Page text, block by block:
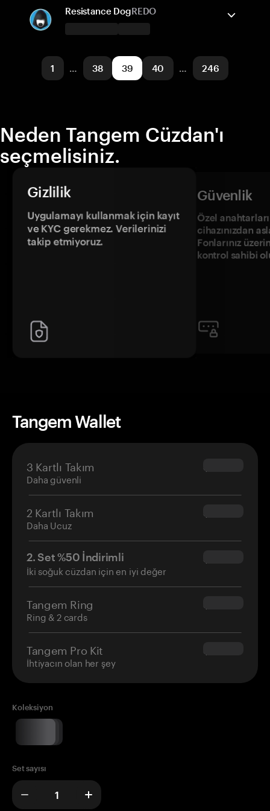
Ethereum
Gönder/Al Satın al Takas
BNB Smart Chain
Resistance DogREDO
Gönder/Al Satın al Takas
1 … 38 39 40 … 246
Neden Tangem Cüzdan'ı
seçmelisiniz.
Gizlilik
Uygulamayı kullanmak için kayıt
ve KYC gerekmez. Verilerinizi
takip etmiyoruz.
Güvenlik
Özel
cihazınızdan
Fonlarınız
kontrol sahibi
Tangem Wallet
3 Kartlı Takım
Daha güvenli
$69.90
2 Kartlı Takım
Daha Ucuz
$54.90
2. Set %50 İndirimli
İki soğuk cüzdan için en iyi değer
$34.95
Tangem Ring
Ring & 2 cards
$160.00
Tangem Pro Kit
İhtiyacın olan her şey
$180.00
Koleksiyon
Set sayısı